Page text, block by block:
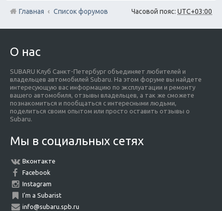
Часовой пояс: UTC+03:00
Главная Список форумов
О нас
SUBARU Клуб Санкт-Петербург объединяет любителей и
владельцев автомобилей Subaru. На этом форуме вы найдете
интересующую вас информацию по эксплуатации и ремонту
вашего автомобиля, отзывы владельцев, а так же сможете
познакомиться и пообщаться с интересными людьми,
поделиться своим опытом или просто оставить отзывы о
Subaru.
Мы в социальных сетях
Вконтакте
Facebook
Instagram
I'm a Subarist
info@subaru.spb.ru